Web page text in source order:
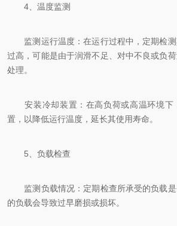
4、温度监测
监测运行温度：在运行过程中，定期检测
过高，可能是由于润滑不足、对中不良或负
处理。
安装冷却装置：在高负荷或高温环境下
置，以降低运行温度，延长其使用寿命。
5、负载检查
监测负载情况：定期检查所承受的负载是
的负载会导致过早磨损或损坏。